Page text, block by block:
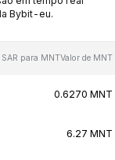
Bybit-eu.
para MNTValor de MNT
0.6270 MNT
6.27 MNT